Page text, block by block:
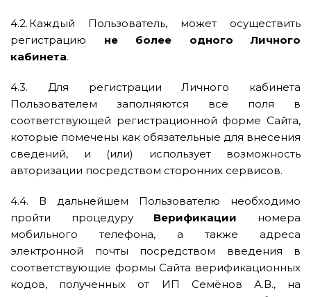
4.2. Каждый Пользователь, может осуществить
регистрацию не более одного Личного
кабинета.
4.3. Для регистрации Личного кабинета
Пользователем заполняются все поля в
соответствующей регистрационной форме Сайта,
которые помечены как обязательные для внесения
сведений, и (или) использует возможность
авторизации посредством сторонних сервисов.
4.4. В дальнейшем Пользователю необходимо
пройти процедуру Верификации номера
мобильного телефона, а также адреса
электронной почты посредством введения в
соответствующие формы Сайта верификационных
кодов, полученных от ИП Семёнов А.В., на